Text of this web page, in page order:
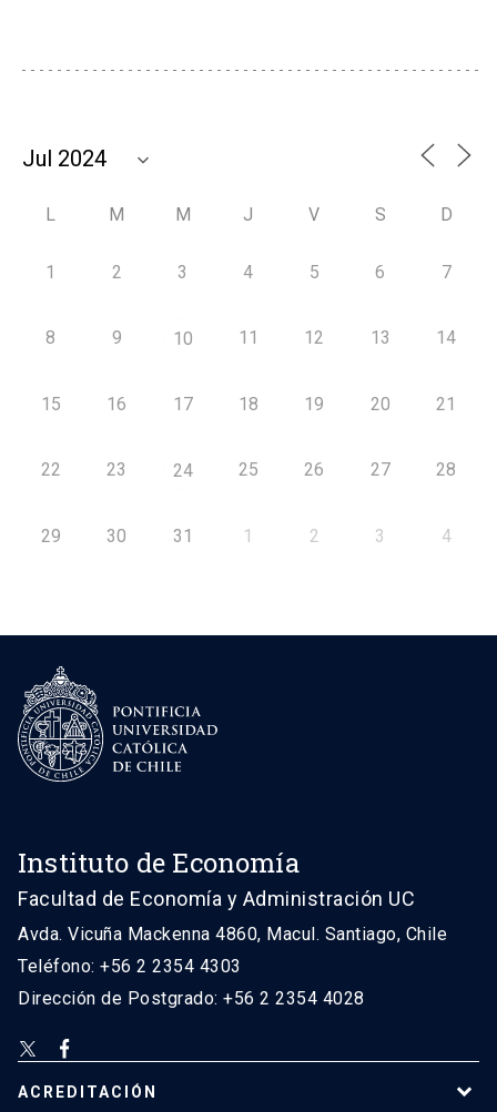
L M M J V S D
1 2 3 4 5 6 7
8 9 10 11 12 13 14
15 16 17 18 19 20 21
22 23 24 25 26 27 28
29 30 31 1 2 3 4
Instituto de Economía
Facultad de Economía y Administración UC
Avda. Vicuña Mackenna 4860, Macul. Santiago, Chile
Teléfono: +56 2 2354 4303
Dirección de Postgrado: +56 2 2354 4028
ACREDITACIÓN